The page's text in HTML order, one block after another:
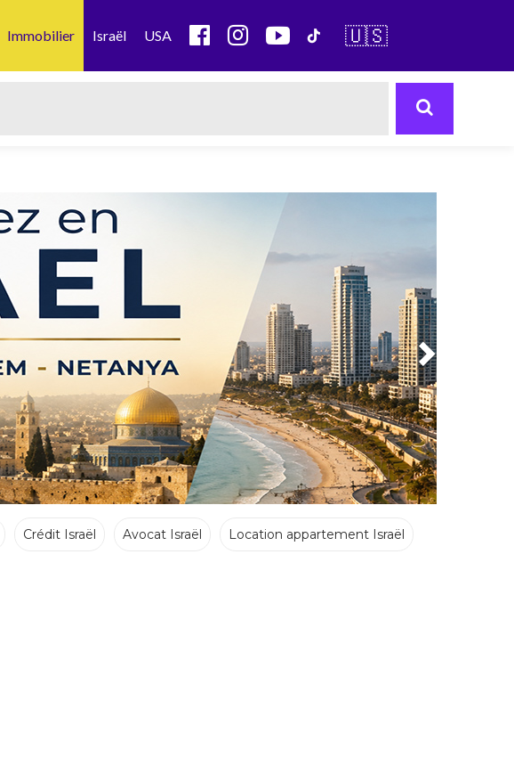
Immobilier Israël USA 🇺🇸
Crédit Israël Avocat Israël Location appartement Israël